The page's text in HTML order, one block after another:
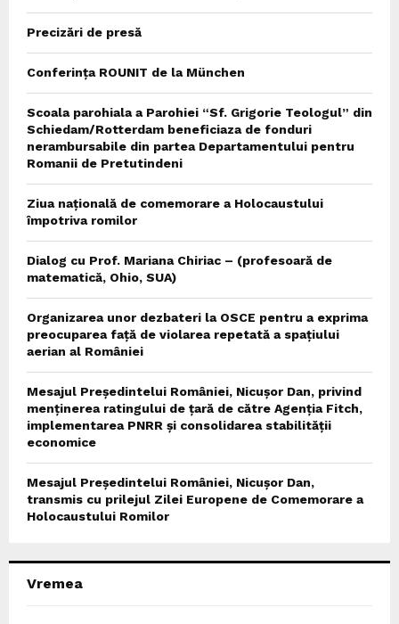
Precizări de presă
Conferința ROUNIT de la München
Scoala parohiala a Parohiei “Sf. Grigorie Teologul” din
Schiedam/Rotterdam beneficiaza de fonduri
nerambursabile din partea Departamentului pentru
Romanii de Pretutindeni
Ziua națională de comemorare a Holocaustului
împotriva romilor
Dialog cu Prof. Mariana Chiriac – (profesoară de
matematică, Ohio, SUA)
Organizarea unor dezbateri la OSCE pentru a exprima
preocuparea față de violarea repetată a spațiului
aerian al României
Mesajul Președintelui României, Nicușor Dan, privind
menținerea ratingului de țară de către Agenția Fitch,
implementarea PNRR și consolidarea stabilității
economice
Mesajul Președintelui României, Nicușor Dan,
transmis cu prilejul Zilei Europene de Comemorare a
Holocaustului Romilor
Vremea